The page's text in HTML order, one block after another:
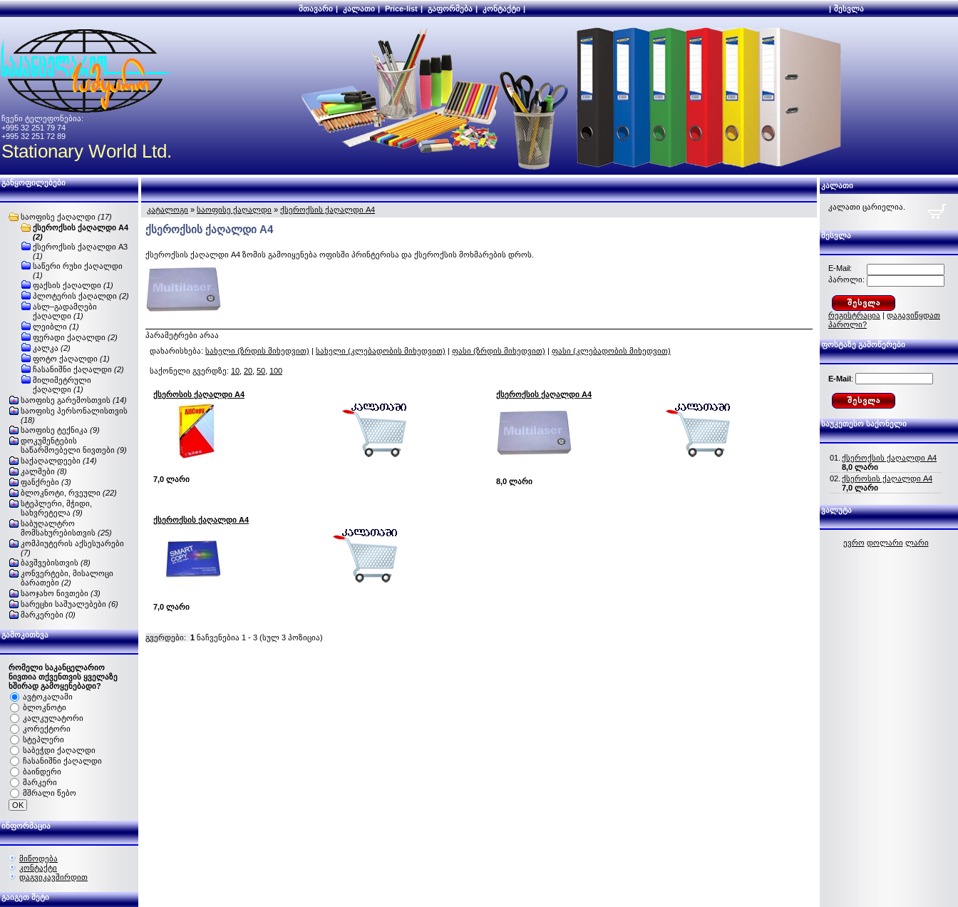
მთავარი | კალათი | Price-list | გაფორმება | კონტაქტი | | შესვლა
ჩვენი ტელეფონებია:
+995 32 251 79 74
+995 32 251 72 89
Stationary World Ltd.
განყოფილებები
საოფისე ქაღალდი (17)
ქსეროქსის ქაღალდი A4
(2)
ქსეროქსის ქაღალდი A3
(1)
საწერი რუხი ქაღალდი
(1)
ფაქსის ქაღალდი (1)
პლოტერის ქაღალდი (2)
ასლ–გადამღები
ქაღალდი (1)
ლეიბლი (1)
ფერადი ქაღალდი (2)
კალკა (2)
ფოტო ქაღალდი (1)
ჩასანიშნი ქაღალდი (2)
მილიმეტრული
ქაღალდი (1)
საოფისე გარემოსთვის (14)
საოფისე პერსონალისთვის
(18)
საოფისე ტექნიკა (9)
დოკუმენტების
საწარმოებელი ნივთები (9)
საქაღალდეები (14)
კალმები (8)
ფანქრები (3)
ბლოკნოტი, რვეული (22)
სტეპლერი, მჭიდი,
სახვრეტელა (9)
საბუღალტრო
მომსახურებისთვის (25)
კომპიუტერის აქსესუარები
(7)
ბავშვებისთვის (8)
კონვერტები, მისალოცი
ბარათები (2)
საოჯახო ნივთები (3)
სარეცხი საშუალებები (6)
მარკერები (0)
გამოკითხვა
რომელი საკანცელარიო
ნივთია თქვენთვის ყველაზე
ხშირად გამოყენებადი?
ავტოკალამი
ბლოკნოტი
კალკულატორი
კორექტორი
სტეპლერი
საბეჭდი ქაღალდი
ჩასანიშნი ქაღალდი
ბაინდერი
მარკერი
მშრალი წებო
ინფორმაცია
მიწოდება
კონტაქტი
დაგვიკავშირდით
გაიგეთ მეტი
კატალოგი » საოფისე ქაღალდი » ქსეროქსის ქაღალდი A4
ქსეროქსის ქაღალდი A4
ქსეროქსის ქაღალდი A4 ზომის გამოიყენება ოფისში პრინტერისა და ქსეროქსის მოხმარების დროს.
პარამეტრები არაა
დახარისხება: სახელი (ზრდის მიხედვით) | სახელი (კლებადობის მიხედვით) | ფასი (ზრდის მიხედვით) | ფასი (კლებადობის მიხედვით)
საქონელი გვერდზე: 10 20 50 100
ქსეროსის ქაღალდი A4
7,0 ლარი
ქსეროქსის ქაღალდი A4
8,0 ლარი
ქსეროქსის ქაღალდი A4
7,0 ლარი
გვერდები: 1 ნაჩვენებია 1 - 3 (სულ 3 პოზიცია)
კალათი
კალათი ცარიელია.
შესვლა
E-Mail:
პაროლი:
რეგისტრაცია | დაგავიწყდათ
პაროლი?
ფოსტაზე გამოწერები
E-Mail:
საუკეთესო საქონელი
01. ქსეროქსის ქაღალდი A4
8,0 ლარი
02. ქსეროსის ქაღალდი A4
7,0 ლარი
ვალუტა
ევრო დოლარი ლარი